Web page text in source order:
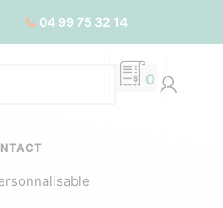
📞 04 99 75 32 14
0